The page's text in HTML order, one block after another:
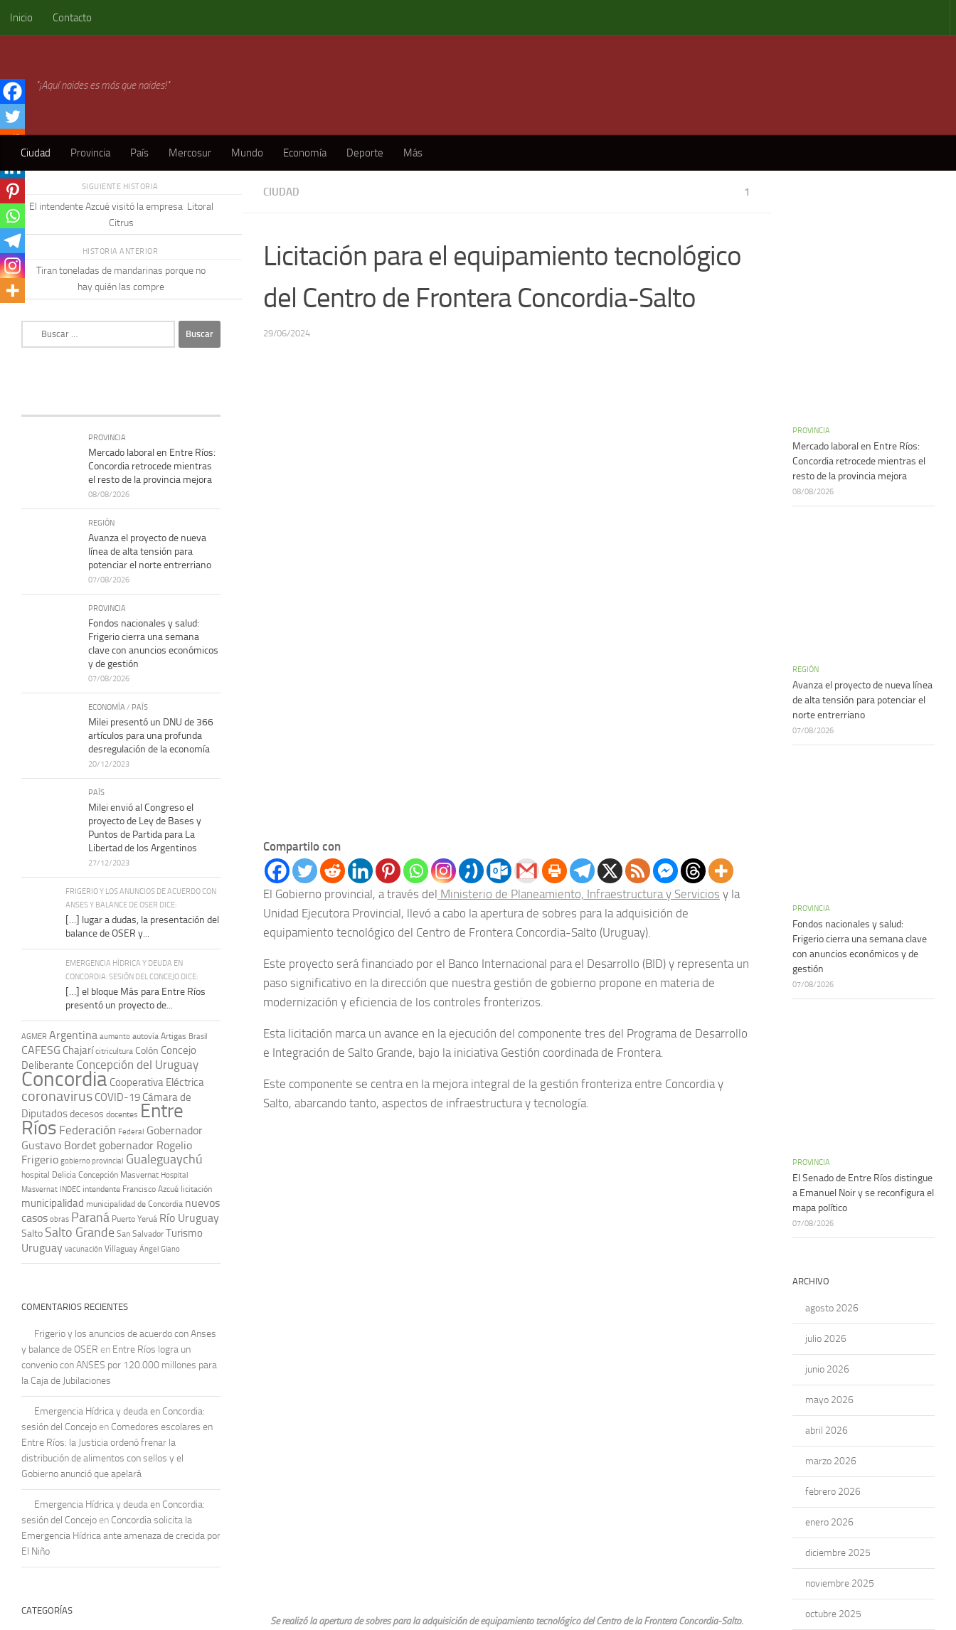
Skip to content
Inicio Contacto
"¡Aquí naides es más que naides!"
Ciudad Provincia País Mercosur Mundo Economía Deporte Más
CIUDAD 1
Licitación para el equipamiento tecnológico
del Centro de Frontera Concordia-Salto
29/06/2024
Compartilo con
El Gobierno provincial, a través del Ministerio de Planeamiento, Infraestructura y Servicios y la
Unidad Ejecutora Provincial, llevó a cabo la apertura de sobres para la adquisición de
equipamiento tecnológico del Centro de Frontera Concordia-Salto (Uruguay).
Este proyecto será financiado por el Banco Internacional para el Desarrollo (BID) y representa un
paso significativo en la dirección que nuestra gestión de gobierno propone en materia de
modernización y eficiencia de los controles fronterizos.
Esta licitación marca un avance en la ejecución del componente tres del Programa de Desarrollo
e Integración de Salto Grande, bajo la iniciativa Gestión coordinada de Frontera.
Este componente se centra en la mejora integral de la gestión fronteriza entre Concordia y
Salto, abarcando tanto, aspectos de infraestructura y tecnología.
Se realizó la apertura de sobres para la adquisición de equipamiento tecnológico del Centro de la Frontera Concordia-Salto.
SIGUIENTE HISTORIA
El intendente Azcué visitó la empresa Litoral
Citrus
HISTORIA ANTERIOR
Tiran toneladas de mandarinas porque no
hay quién las compre
PROVINCIA
Mercado laboral en Entre Ríos:
Concordia retrocede mientras
el resto de la provincia mejora
08/08/2026
REGIÓN
Avanza el proyecto de nueva
línea de alta tensión para
potenciar el norte entrerriano
07/08/2026
PROVINCIA
Fondos nacionales y salud:
Frigerio cierra una semana
clave con anuncios económicos
y de gestión
07/08/2026
ECONOMÍA / PAÍS
Milei presentó un DNU de 366
artículos para una profunda
desregulación de la economía
20/12/2023
PAÍS
Milei envió al Congreso el
proyecto de Ley de Bases y
Puntos de Partida para La
Libertad de los Argentinos
27/12/2023
FRIGERIO Y LOS ANUNCIOS DE ACUERDO CON
ANSES Y BALANCE DE OSER DICE:
[…] lugar a dudas, la presentación del
balance de OSER y...
EMERGENCIA HÍDRICA Y DEUDA EN
CONCORDIA: SESIÓN DEL CONCEJO DICE:
[…] el bloque Más para Entre Ríos
presentó un proyecto de...
AGMER Argentina aumento autovía Artigas Brasil
CAFESG Chajarí citricultura Colón Concejo
Deliberante Concepción del Uruguay
Concordia Cooperativa Eléctrica
coronavirus COVID-19 Cámara de
Diputadosdecesos docentes Entre
Ríos Federación Federal Gobernador
Gustavo Bordet gobernador Rogelio
Frigerio gobierno provincial Gualeguaychú
hospital Delicia Concepción Masvernat Hospital
Masvernat INDEC intendente Francisco Azcué licitación
municipalidad municipalidad de Concordia nuevos
casos obras Paraná Puerto Yeruá Río Uruguay
Salto Salto Grande San Salvador Turismo
Uruguay vacunación Villaguay Ángel Giano
COMENTARIOS RECIENTES
Frigerio y los anuncios de acuerdo con Anses
y balance de OSER en Entre Ríos logra un
convenio con ANSES por 120.000 millones para
la Caja de Jubilaciones
Emergencia Hídrica y deuda en Concordia:
sesión del Concejo en Comedores escolares en
Entre Ríos: la Justicia ordenó frenar la
distribución de alimentos con sellos y el
Gobierno anunció que apelará
Emergencia Hídrica y deuda en Concordia:
sesión del Concejo en Concordia solicita la
Emergencia Hídrica ante amenaza de crecida por
El Niño
CATEGORÍAS
PROVINCIA
Mercado laboral en Entre Ríos:
Concordia retrocede mientras el
resto de la provincia mejora
08/08/2026
REGIÓN
Avanza el proyecto de nueva línea
de alta tensión para potenciar el
norte entrerriano
07/08/2026
PROVINCIA
Fondos nacionales y salud:
Frigerio cierra una semana clave
con anuncios económicos y de
gestión
07/08/2026
PROVINCIA
El Senado de Entre Ríos distingue
a Emanuel Noir y se reconfigura el
mapa político
07/08/2026
ARCHIVO
agosto 2026
julio 2026
junio 2026
mayo 2026
abril 2026
marzo 2026
febrero 2026
enero 2026
diciembre 2025
noviembre 2025
octubre 2025